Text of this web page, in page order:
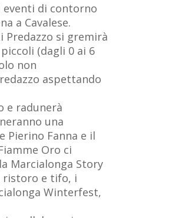
eventi di contorno
a Cavalese.
si gremirà
(dagli 0 ai 6
non
aspettando
e radunerà
una
Pierino Fanna e il
Oro ci
Marcialonga Story
ristoro e tifo, i
Winterfest,